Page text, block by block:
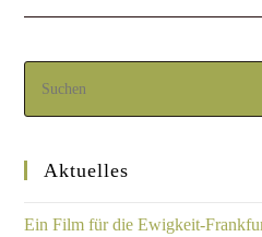
Aktuelles
Ein Film für die Ewigkeit-